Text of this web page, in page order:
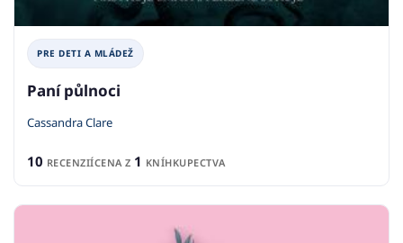
PRE DETI A MLÁDEŽ
Paní půlnoci
Cassandra Clare
10 RECENZIÍCENA Z 1 KNÍHKUPECTVA